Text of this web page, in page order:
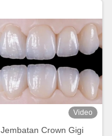
Video
Jembatan Crown Gigi